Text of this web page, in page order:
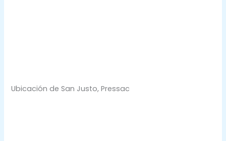
Ubicación de San Justo, Pressac